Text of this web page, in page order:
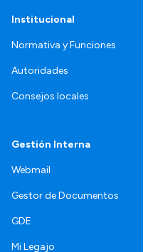
Institucional
Normativa y Funciones
Autoridades
Consejos locales
Gestión Interna
Webmail
Gestor de Documentos
GDE
Mi Legajo